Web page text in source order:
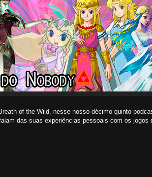
of the Wild, nesse nosso décimo quinto
das suas experiências pessoais com os jogos